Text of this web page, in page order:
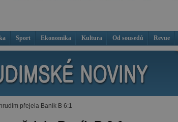
Sport Ekonomika Kultura Od sousedů Revue
přejela Baník B 6:1